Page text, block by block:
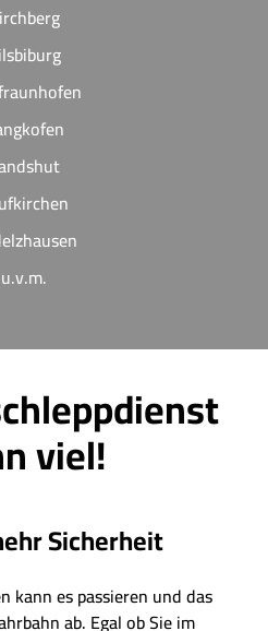
u.v.m.
viel!
Sicherheit
kann es passieren und das
ab. Egal ob Sie im